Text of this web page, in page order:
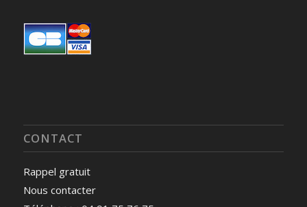
CONTACT
Rappel gratuit
Nous contacter